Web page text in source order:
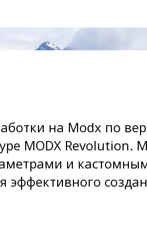
на Modx по
MODX
и